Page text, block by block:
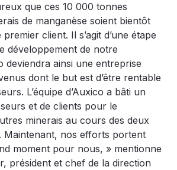
que ces 10 000 tonnes
de manganèse soient bientôt
client. Il s’agit d’une étape
développement de notre
deviendra ainsi une entreprise
dont le but est d’être rentable
L’équipe d’Auxico a bâti un
et de clients pour le
minerais au cours des deux
Maintenant, nos efforts portent
moment pour nous, » mentionne
président et chef de la direction